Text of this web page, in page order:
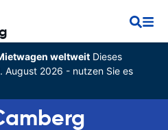
weltweitDieses
August 2026 - nutzen Sie es